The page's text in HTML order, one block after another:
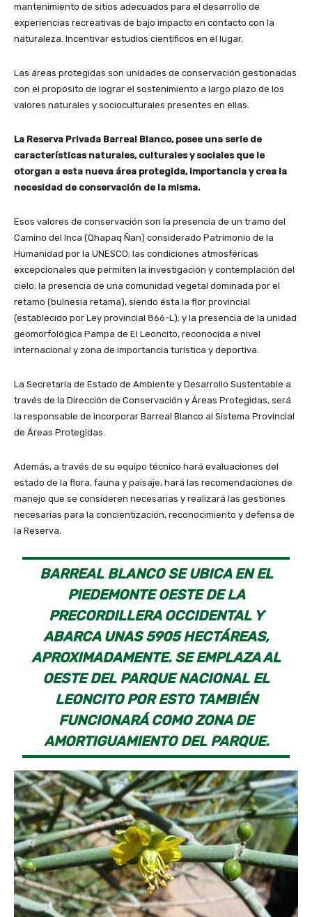
mantenimiento de sitios adecuados para el desarrollo de
experiencias recreativas de bajo impacto en contacto con la
naturaleza. Incentivar estudios científicos en el lugar.
Las áreas protegidas son unidades de conservación gestionadas
con el propósito de lograr el sostenimiento a largo plazo de los
valores naturales y socioculturales presentes en ellas.
La Reserva Privada Barreal Blanco, posee una serie de
características naturales, culturales y sociales que le
otorgan a esta nueva área protegida, importancia y crea la
necesidad de conservación de la misma.
Esos valores de conservación son la presencia de un tramo del
Camino del Inca (Qhapaq Ñan) considerado Patrimonio de la
Humanidad por la UNESCO; las condiciones atmosféricas
excepcionales que permiten la investigación y contemplación del
cielo; la presencia de una comunidad vegetal dominada por el
retamo (bulnesia retama), siendo ésta la flor provincial
(establecido por Ley provincial 866-L); y la presencia de la unidad
geomorfológica Pampa de El Leoncito, reconocida a nivel
internacional y zona de importancia turística y deportiva.
La Secretaría de Estado de Ambiente y Desarrollo Sustentable a
través de la Dirección de Conservación y Áreas Protegidas, será
la responsable de incorporar Barreal Blanco al Sistema Provincial
de Áreas Protegidas.
Además, a través de su equipo técnico hará evaluaciones del
estado de la flora, fauna y paisaje, hará las recomendaciones de
manejo que se consideren necesarias y realizará las gestiones
necesarias para la concientización, reconocimiento y defensa de
la Reserva.
BARREAL BLANCO SE UBICA EN EL
PIEDEMONTE OESTE DE LA
PRECORDILLERA OCCIDENTAL Y
ABARCA UNAS 5905 HECTÁREAS,
APROXIMADAMENTE. SE EMPLAZA AL
OESTE DEL PARQUE NACIONAL EL
LEONCITO POR ESTO TAMBIÉN
FUNCIONARÁ COMO ZONA DE
AMORTIGUAMIENTO DEL PARQUE.